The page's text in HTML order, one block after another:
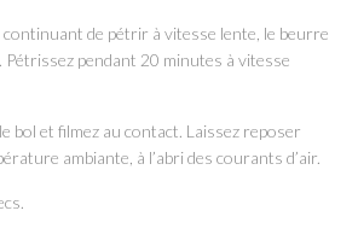
de pétrir à vitesse lente, le beurre
Pétrissez pendant 20 minutes à vitesse
bol et filmez au contact. Laissez reposer
ambiante, à l’abri des courants d’air.